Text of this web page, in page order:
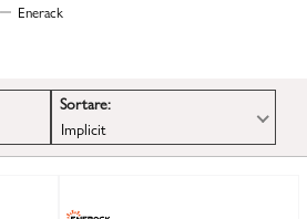
Enerack
Sortare:
Implicit